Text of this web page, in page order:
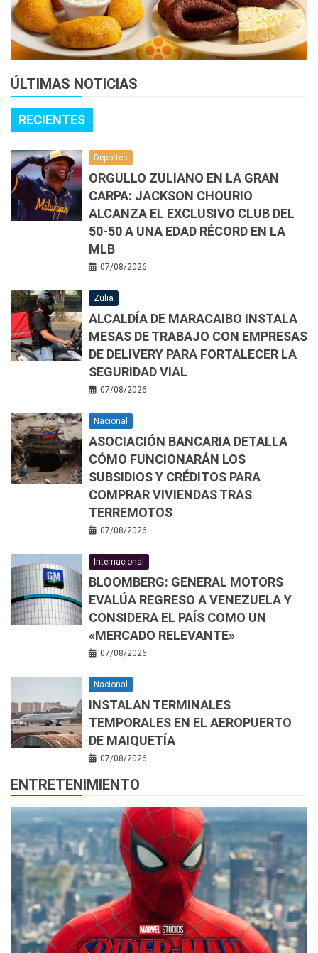
ÚLTIMAS NOTICIAS
RECIENTES
Deportes
ORGULLO ZULIANO EN LA GRAN
CARPA: JACKSON CHOURIO
ALCANZA EL EXCLUSIVO CLUB DEL
50-50 A UNA EDAD RÉCORD EN LA
MLB
07/08/2026
Zulia
ALCALDÍA DE MARACAIBO INSTALA
MESAS DE TRABAJO CON EMPRESAS
DE DELIVERY PARA FORTALECER LA
SEGURIDAD VIAL
07/08/2026
Nacional
ASOCIACIÓN BANCARIA DETALLA
CÓMO FUNCIONARÁN LOS
SUBSIDIOS Y CRÉDITOS PARA
COMPRAR VIVIENDAS TRAS
TERREMOTOS
07/08/2026
Internacional
BLOOMBERG: GENERAL MOTORS
EVALÚA REGRESO A VENEZUELA Y
CONSIDERA EL PAÍS COMO UN
«MERCADO RELEVANTE»
07/08/2026
Nacional
INSTALAN TERMINALES
TEMPORALES EN EL AEROPUERTO
DE MAIQUETÍA
07/08/2026
ENTRETENIMIENTO